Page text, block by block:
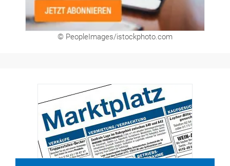
© PeopleImages/istockphoto.com